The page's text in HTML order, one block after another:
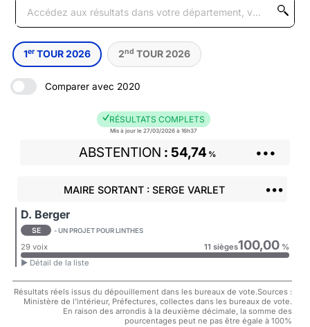
1er TOUR 2026 2nd TOUR 2026
Comparer avec 2020
RÉSULTATS COMPLETS
Mis à jour le 27/03/2026 à 16h37
ABSTENTION 54,74 % •••
MAIRE SORTANT : SERGE VARLET •••
D. Berger
SE - UN PROJET POUR LINTHES
29 voix 11 sièges100,00%
► Détail de la liste
Résultats réels issus du dépouillement dans les bureaux de vote.Sources :
Ministère de l'intérieur, Préfectures, collectes dans les bureaux de vote.
En raison des arrondis à la deuxième décimale, la somme des
pourcentages peut ne pas être égale à 100%